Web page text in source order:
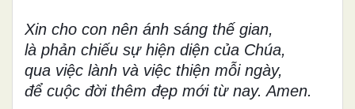
Xin cho con nên ánh sáng thế gian,
là phản chiếu sự hiện diện của Chúa,
qua việc lành và việc thiện mỗi ngày,
để cuộc đời thêm đẹp mới từ nay. Amen.